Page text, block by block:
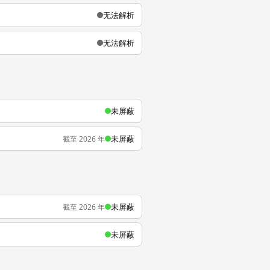
无法解析
无法解析
未屏蔽
截至 2026 年 未屏蔽
截至 2026 年 未屏蔽
未屏蔽